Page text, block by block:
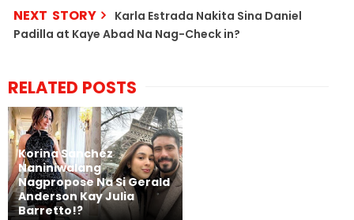
NEXT STORY
Karla Estrada Nakita Sina Daniel
Padilla at Kaye Abad Na Nag-Check in?
RELATED POSTS
Korina Sanchez
Naniniwalang
Nagpropose Na Si Gerald
Anderson Kay Julia
Barretto!?